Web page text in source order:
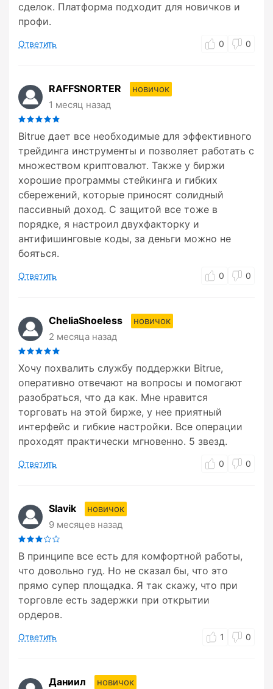
сделок. Платформа подходит для новичков и
профи.
Ответить 0 0
RAFFSNORTER
новичок
1 месяц назад
Bitrue дает все необходимые для эффективного
трейдинга инструменты и позволяет работать с
множеством криптовалют. Также у биржи
хорошие программы стейкинга и гибких
сбережений, которые приносят солидный
пассивный доход. С защитой все тоже в
порядке, я настроил двухфакторку и
антифишинговые коды, за деньги можно не
бояться.
Ответить 0 0
CheliaShoeless
новичок
2 месяца назад
Хочу похвалить службу поддержки Bitrue,
оперативно отвечают на вопросы и помогают
разобраться, что да как. Мне нравится
торговать на этой бирже, у нее приятный
интерфейс и гибкие настройки. Все операции
проходят практически мгновенно. 5 звезд.
Ответить 0 0
Slavik
новичок
9 месяцев назад
В принципе все есть для комфортной работы,
что довольно гуд. Но не сказал бы, что это
прямо супер площадка. Я так скажу, что при
торговле есть задержки при открытии
ордеров.
Ответить 1 0
Даниил
новичок